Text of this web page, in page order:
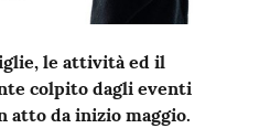
le attività ed il
colpito dagli eventi
atto da inizio maggio.